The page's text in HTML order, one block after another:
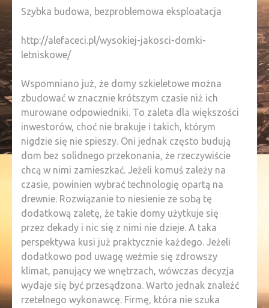
Szybka budowa, bezproblemowa eksploatacja
http://alefaceci.pl/wysokiej-jakosci-domki-
letniskowe/
Wspomniano już, że domy szkieletowe można
zbudować w znacznie krótszym czasie niż ich
murowane odpowiedniki. To zaleta dla większości
inwestorów, choć nie brakuje i takich, którym
nigdzie się nie spieszy. Oni jednak często budują
dom bez solidnego przekonania, że rzeczywiście
chcą w nimi zamieszkać. Jeżeli komuś zależy na
czasie, powinien wybrać technologię opartą na
drewnie. Rozwiązanie to niesienie ze sobą tę
dodatkową zaletę, że takie domy użytkuje się
przez dekady i nic się z nimi nie dzieje. A taka
perspektywa kusi już praktycznie każdego. Jeżeli
dodatkowo pod uwagę weźmie się zdrowszy
klimat, panujący we wnętrzach, wówczas decyzja
wydaje się być przesądzona. Warto jednak znaleźć
rzetelnego wykonawcę. Firmę, która nie szuka